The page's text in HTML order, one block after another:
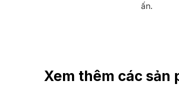
ấn.
Xem thêm các sản